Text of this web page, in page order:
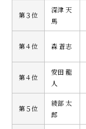
第３位
深津 天
馬
第４位 森 蒼志
第４位
安田 龍
人
第５位
綾部 太
郎